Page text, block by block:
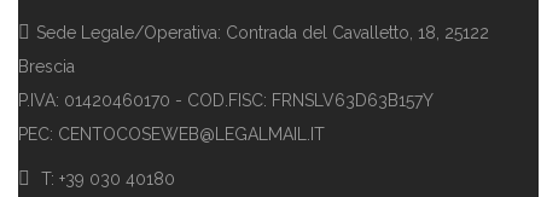
Sede Legale/Operativa: Contrada del Cavalletto, 18, 25122
Brescia
P.IVA: 01420460170 - COD.FISC: FRNSLV63D63B157Y
PEC: CENTOCOSEWEB@LEGALMAIL.IT
T: +39 030 40180